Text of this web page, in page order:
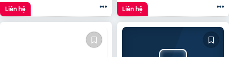
Liên hệ Liên hệ